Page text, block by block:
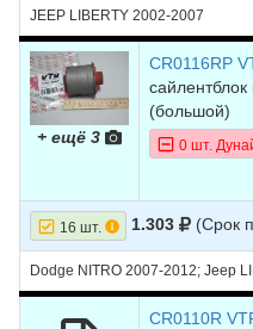
JEEP LIBERTY 2002-2007
+ ещё 3
CR0116RP
(большой)
0 шт.
16 шт. 1.303 (Срок
Dodge NITRO 2007-2012; Jeep
CR0110R